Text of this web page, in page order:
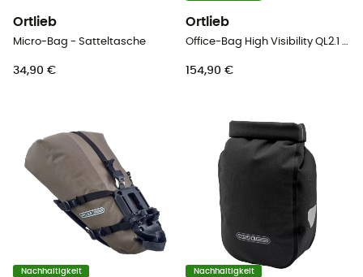
Ortlieb
Micro-Bag - Satteltasche
34,90 €
Ortlieb
Office-Bag High Visibility QL2.1 - Radtasche
154,90 €
Nachhaltigkeit Nachhaltigkeit